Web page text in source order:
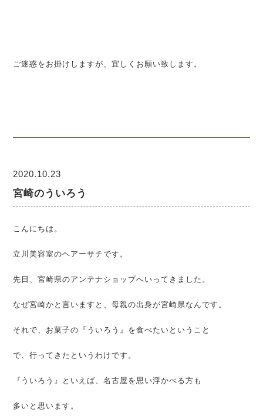
ご迷惑をお掛けしますが、宜しくお願い致します。
2020.10.23
宮崎のういろう
こんにちは。
立川美容室のヘアーサチです。
先日、宮崎県のアンテナショップへいってきました。
なぜ宮崎かと言いますと、母親の出身が宮崎県なんです。
それで、お菓子の『ういろう』を食べたいということ
で、行ってきたというわけです。
『ういろう』といえば、名古屋を思い浮かべる方も
多いと思います。